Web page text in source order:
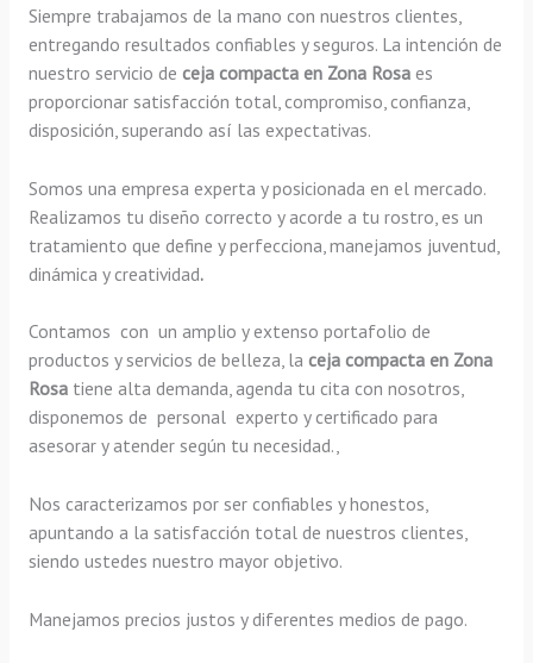
Siempre trabajamos de la mano con nuestros clientes,
entregando resultados confiables y seguros. La intención de
nuestro servicio de ceja compacta en Zona Rosa es
proporcionar satisfacción total, compromiso, confianza,
disposición, superando así las expectativas.
Somos una empresa experta y posicionada en el mercado.
Realizamos tu diseño correcto y acorde a tu rostro, es un
tratamiento que define y perfecciona, manejamos juventud,
dinámica y creatividad.
Contamos con un amplio y extenso portafolio de
productos y servicios de belleza, la ceja compacta en Zona
Rosatiene alta demanda, agenda tu cita con nosotros,
disponemos de personal experto y certificado para
asesorar y atender según tu necesidad.,
Nos caracterizamos por ser confiables y honestos,
apuntando a la satisfacción total de nuestros clientes,
siendo ustedes nuestro mayor objetivo.
Manejamos precios justos y diferentes medios de pago.